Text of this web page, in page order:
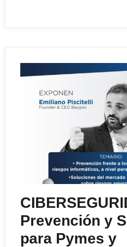
Prevención y
para Pymes y